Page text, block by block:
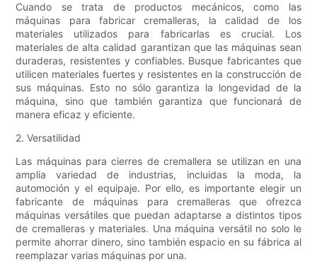
Cuando se trata de productos mecánicos, como las
máquinas para fabricar cremalleras, la calidad de los
materiales utilizados para fabricarlas es crucial. Los
materiales de alta calidad garantizan que las máquinas sean
duraderas, resistentes y confiables. Busque fabricantes que
utilicen materiales fuertes y resistentes en la construcción de
sus máquinas. Esto no sólo garantiza la longevidad de la
máquina, sino que también garantiza que funcionará de
manera eficaz y eficiente.
2. Versatilidad
Las máquinas para cierres de cremallera se utilizan en una
amplia variedad de industrias, incluidas la moda, la
automoción y el equipaje. Por ello, es importante elegir un
fabricante de máquinas para cremalleras que ofrezca
máquinas versátiles que puedan adaptarse a distintos tipos
de cremalleras y materiales. Una máquina versátil no solo le
permite ahorrar dinero, sino también espacio en su fábrica al
reemplazar varias máquinas por una.